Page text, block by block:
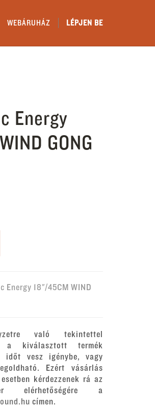
WEBÁRUHÁZ LÉPJEN BE
Energy
GONG
Energy 18"/45CM WIND
való tekintettel
a kiválasztott termék
időt vesz igénybe, vagy
Ezért vásárlás
kérdezzenek rá az
elérhetőségére a
címen.